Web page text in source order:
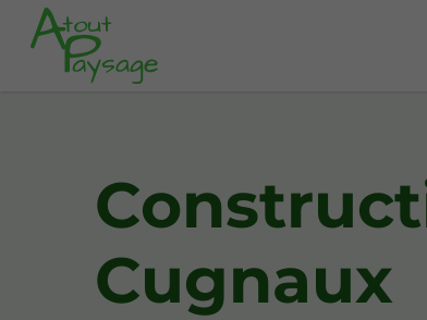
Cugnaux